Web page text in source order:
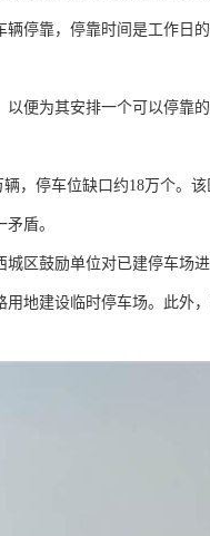
停靠，停靠时间是工作日
便为其安排一个可以停靠
，停车位缺口约18万个。
盾。
区鼓励单位对已建停车场
地建设临时停车场。此外